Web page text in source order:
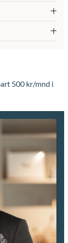
bra ljusinsläpp.
som höjer
Gränbystaden,
får du både närhet
i en egen
och
och tillträde
kontroll över sin
för fordon,
och
som verkligen